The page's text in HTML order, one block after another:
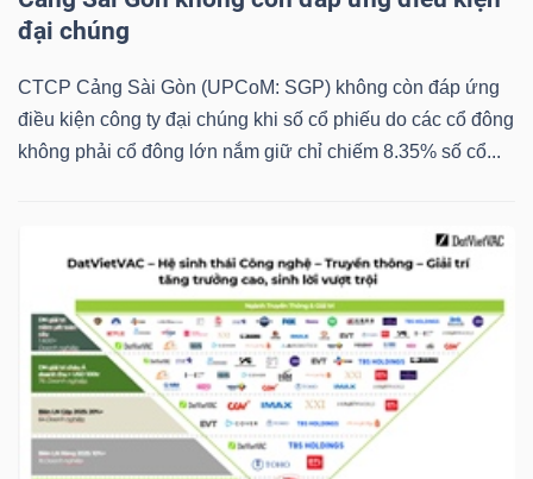
đại chúng
CTCP Cảng Sài Gòn (UPCoM: SGP) không còn đáp ứng
điều kiện công ty đại chúng khi số cổ phiếu do các cổ đông
không phải cổ đông lớn nắm giữ chỉ chiếm 8.35% số cổ...
YẾU
TIÊU
YẾU
CHĂM
SÓC
SỨC